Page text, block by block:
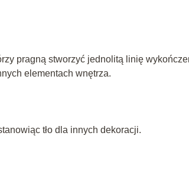
pragną stworzyć jednolitą linię
elementach wnętrza.
tło dla innych dekoracji.